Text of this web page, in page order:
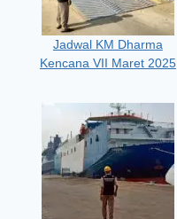
Jadwal KM Dharma
Kencana VII Maret 2025